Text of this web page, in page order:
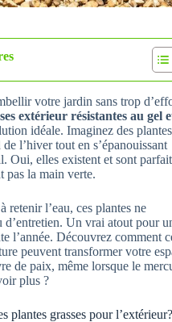
votre jardin sans trop
extérieur résistantes au gel
idéale. Imaginez des plantes
l’hiver tout en s’épanouissant
Oui, elles existent et sont
pas la main verte.
retenir l’eau, ces plantes ne
d’entretien. Un vrai atout pour
l’année. Découvrez comment
peuvent transformer votre
de paix, même lorsque le
plus ?
plantes grasses pour l’extérieur?